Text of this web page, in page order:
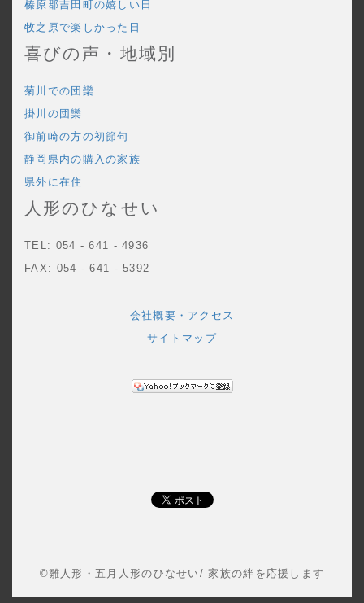
榛原郡吉田町の嬉しい日
牧之原で楽しかった日
喜びの声・地域別
菊川での団欒
掛川の団欒
御前崎の方の初節句
静岡県内の購入の家族
県外に在住
人形のひなせい
TEL: 054 - 641 - 4936
FAX: 054 - 641 - 5392
会社概要・アクセス
サイトマップ
©雛人形・五月人形のひなせい/ 家族の絆を応援します